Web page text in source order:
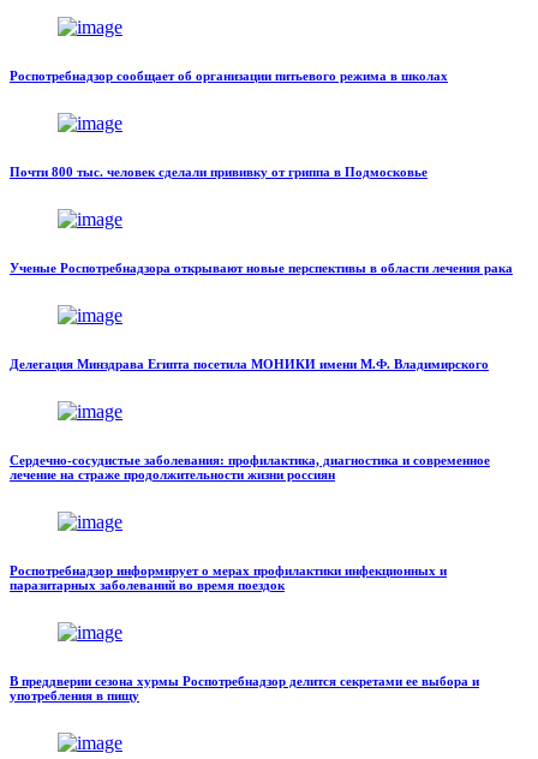
Роспотребнадзор сообщает об организации питьевого режима в школах
Почти 800 тыс. человек сделали прививку от гриппа в Подмосковье
Ученые Роспотребнадзора открывают новые перспективы в области лечения рака
Делегация Минздрава Египта посетила МОНИКИ имени М.Ф. Владимирского
Сердечно-сосудистые заболевания: профилактика, диагностика и современное
лечение на страже продолжительности жизни россиян
Роспотребнадзор информирует о мерах профилактики инфекционных и
паразитарных заболеваний во время поездок
В преддверии сезона хурмы Роспотребнадзор делится секретами ее выбора и
употребления в пищу